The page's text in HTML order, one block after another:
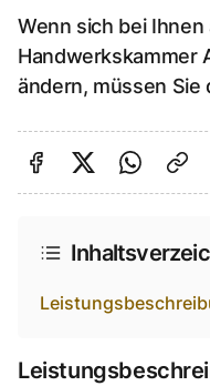
Wenn sich bei
Handwerkskammer
ändern, müssen Sie
Auf Facebook
Auf